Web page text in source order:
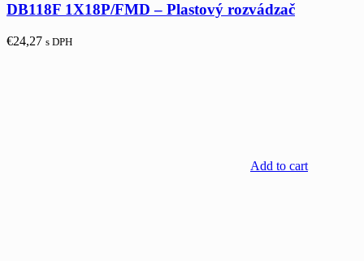
DB118F 1X18P/FMD – Plastový rozvádzač
€24,27 s DPH
Add to cart